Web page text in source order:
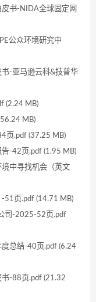
书-NIDA全球固定网
公众环境研究中
-亚马逊云科&技普华
(2.24 MB)
MB)
页.pdf (37.25 MB)
-42页.pdf (1.95 MB)
中寻找机会（英文
51页.pdf (14.71 MB)
司-2025-52页.pdf
总结-40页.pdf (6.24
-88页.pdf (21.32